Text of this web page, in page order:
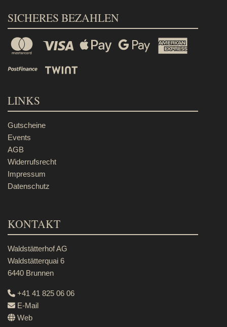
SICHERES BEZAHLEN
LINKS
Gutscheine
Events
AGB
Widerrufsrecht
Impressum
Datenschutz
KONTAKT
Waldstätterhof AG
Waldstätterquai 6
6440 Brunnen
+41 41 825 06 06
E-Mail
Web